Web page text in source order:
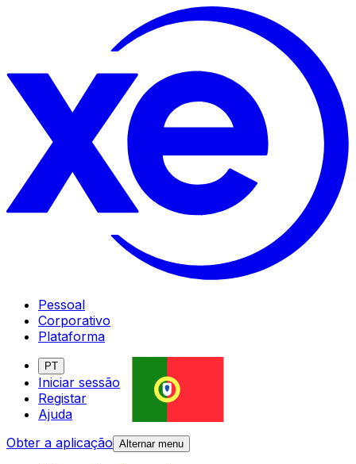
Pessoal
Corporativo
Plataforma
PT
Iniciar sessão
Registar
Ajuda
Obter a aplicação Alternar menu